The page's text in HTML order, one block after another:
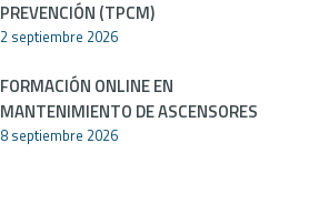
PREVENCIÓN (TPCM)
2 septiembre 2026
FORMACIÓN ONLINE EN
MANTENIMIENTO DE ASCENSORES
8 septiembre 2026